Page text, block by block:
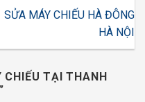
SỬA MÁY CHIẾU HÀ ĐÔNG
HÀ NỘI
CHIẾU TẠI THANH